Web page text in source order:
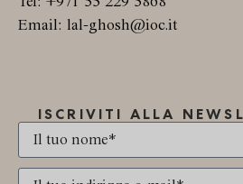
Email: lal-ghosh@ioc.it
ISCRIVITI ALLA